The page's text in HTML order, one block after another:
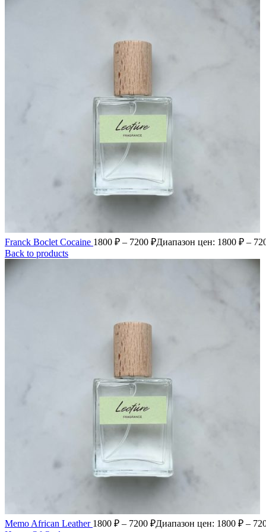
Franck Boclet Cocaine 1800 ₽ – 7200 ₽Диапазон цен: 1800 ₽ –
Back to products
Memo African Leather 1800 ₽ – 7200 ₽Диапазон цен: 1800 ₽ –